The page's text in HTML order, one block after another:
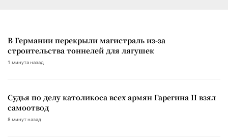
В Германии перекрыли магистраль из-за
строительства тоннелей для лягушек
1 минута назад
Судья по делу католикоса всех армян Гарегина II взял
самоотвод
8 минут назад